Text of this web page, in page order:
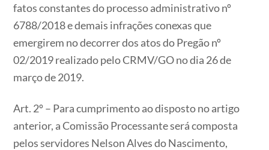
fatos constantes do processo administrativo nº
6788/2018 e demais infrações conexas que
emergirem no decorrer dos atos do Pregão nº
02/2019 realizado pelo CRMV/GO no dia 26 de
março de 2019.
Art. 2º – Para cumprimento ao disposto no artigo
anterior, a Comissão Processante será composta
pelos servidores Nelson Alves do Nascimento,